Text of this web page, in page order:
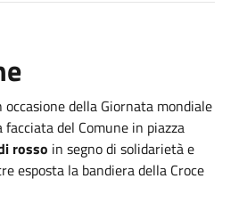
della Giornata mondiale
facciata del Comune in piazza
rosso in segno di solidarietà e
esposta la bandiera della Croce